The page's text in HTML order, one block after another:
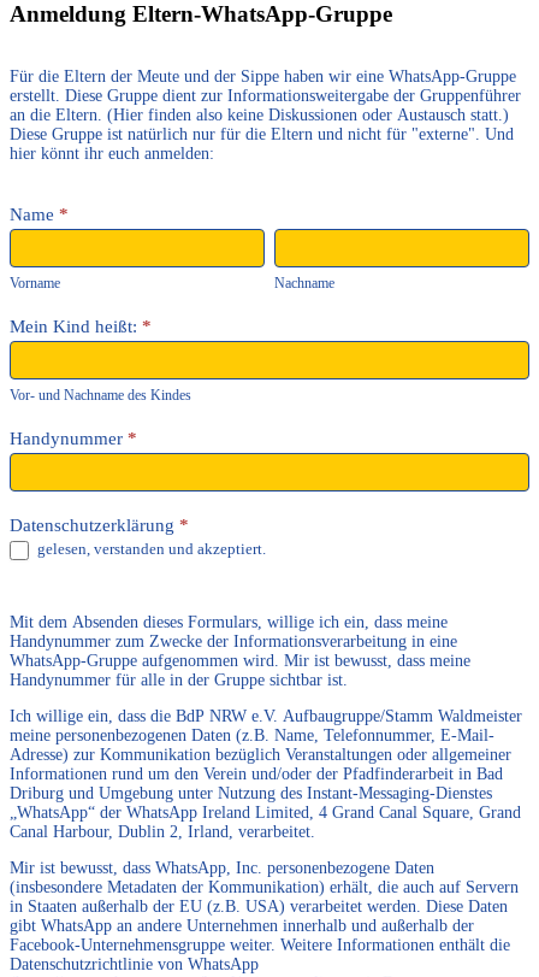
Anmeldung Eltern-WhatsApp-Gruppe
zur
WhatsApp-
Gruppe
Für die Eltern der Meute und der Sippe haben wir eine WhatsApp-Gruppe
erstellt. Diese Gruppe dient zur Informationsweitergabe der Gruppenführer
an die Eltern. (Hier finden also keine Diskussionen oder Austausch statt.)
Diese Gruppe ist natürlich nur für die Eltern und nicht für "externe". Und
hier könnt ihr euch anmelden:
Name *
Vorname
Vorname
Nachname
Nachname
Mein Kind heißt: *
Vor- und Nachname des Kindes
Handynummer *
Datenschutzerklärung *
gelesen, verstanden und akzeptiert.
Mit dem Absenden dieses Formulars, willige ich ein, dass meine
Handynummer zum Zwecke der Informationsverarbeitung in eine
WhatsApp-Gruppe aufgenommen wird. Mir ist bewusst, dass meine
Handynummer für alle in der Gruppe sichtbar ist.
Ich willige ein, dass die BdP NRW e.V. Aufbaugruppe/Stamm Waldmeister
meine personenbezogenen Daten (z.B. Name, Telefonnummer, E-Mail-
Adresse) zur Kommunikation bezüglich Veranstaltungen oder allgemeiner
Informationen rund um den Verein und/oder der Pfadfinderarbeit in Bad
Driburg und Umgebung unter Nutzung des Instant-Messaging-Dienstes
„WhatsApp“ der WhatsApp Ireland Limited, 4 Grand Canal Square, Grand
Canal Harbour, Dublin 2, Irland, verarbeitet.
Mir ist bewusst, dass WhatsApp, Inc. personenbezogene Daten
(insbesondere Metadaten der Kommunikation) erhält, die auch auf Servern
in Staaten außerhalb der EU (z.B. USA) verarbeitet werden. Diese Daten
gibt WhatsApp an andere Unternehmen innerhalb und außerhalb der
Facebook-Unternehmensgruppe weiter. Weitere Informationen enthält die
Datenschutzrichtlinie von WhatsApp